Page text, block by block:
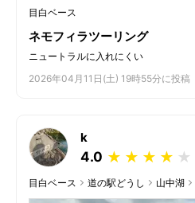
目白ベース
ネモフィラツーリング
ニュートラルに入れにくい
2026年04月11日(土) 19時55分に投稿
k
4.0 ★
★
★
★
★
目白ベース 道の駅どうし 山中湖